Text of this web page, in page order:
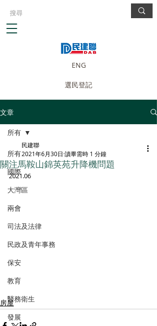
ENG
選民登記
文章
所有
國際
大灣區
兩會
司法及法律
民政及青年事務
保安
教育
醫務衛生
發展
所有
關注馬鞍山錦英苑升降機問題
民建聯
2021年6月30日 讀畢需時 1 分鐘
2021.06
房屋